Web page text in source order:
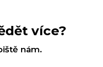
více?
nám.